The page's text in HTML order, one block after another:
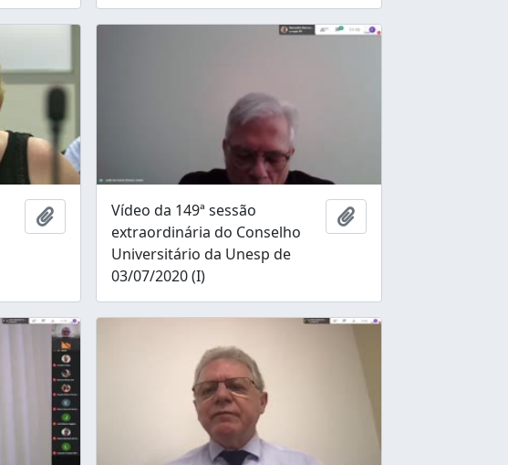
Adicionar à área de transferência
Vídeo da 149ª sessão
extraordinária do Conselho
Universitário da Unesp de
03/07/2020 (I)
Adicionar à área de